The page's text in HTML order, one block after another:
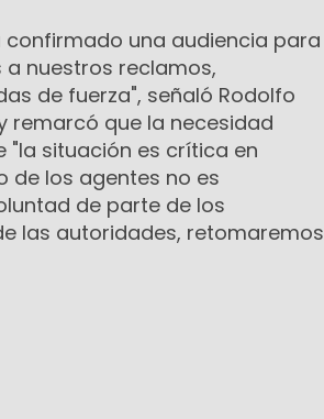
confirmado una audiencia para
nuestros reclamos,
de fuerza", señaló Rodolfo
remarcó que la necesidad
situación es crítica en
de los agentes no es
de parte de los
las autoridades, retomaremos